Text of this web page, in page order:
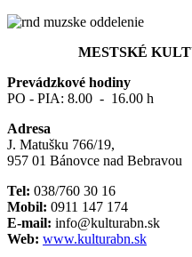
MESTSKÉ
Prevádzkové hodiny
PO - PIA: 8.00 - 16.00 h
Adresa
J. Matušku 766/19,
957 01 Bánovce nad Bebravou
Tel: 038/760 30 16
Mobil: 0911 147 174
E-mail: info@kulturabn.sk
Web: www.kulturabn.sk